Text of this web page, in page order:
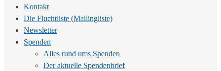
Kontakt
Die Fluchtliste (Mailingliste)
Newsletter
Spenden
Alles rund ums Spenden
Der aktuelle Spendenbrief